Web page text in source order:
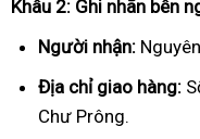
Khâu 2: Ghi nhãn bên
Người nhận:
Địa chỉ giao hàng:
Chư Prông.